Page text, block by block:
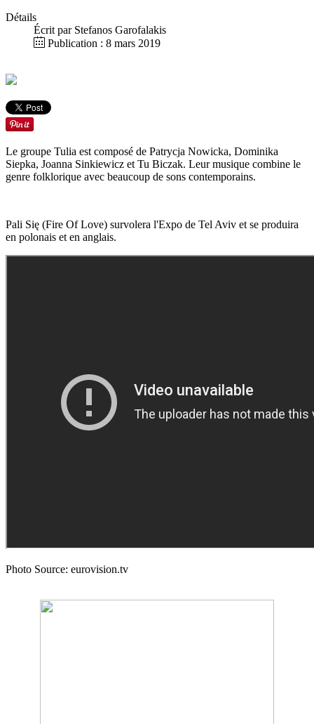
Détails
Écrit par Stefanos Garofalakis
Publication : 8 mars 2019
Le groupe Tulia est composé de Patrycja Nowicka, Dominika
Siepka, Joanna Sinkiewicz et Tu Biczak. Leur musique combine le
genre folklorique avec beaucoup de sons contemporains.
Pali Się (Fire Of Love) survolera l'Expo de Tel Aviv et se produira
en polonais et en anglais.
Photo Source: eurovision.tv